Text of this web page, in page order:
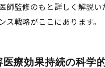
師監修のもと詳しく解説
ス戦略がここにあります。
医療効果持続の科学